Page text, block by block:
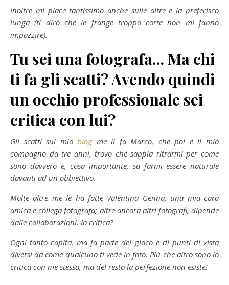
Inoltre mi piace tantissimo anche sulle altre e la preferisco
lunga (ti dirò che le frange troppo corte non mi fanno
impazzire).
Tu sei una fotografa… Ma chi
ti fa gli scatti? Avendo quindi
un occhio professionale sei
critica con lui?
Gli scatti sul mioblogme li fa Marco, che poi è il mio
compagno da tre anni, trovo che sappia ritrarmi per come
sono davvero e, cosa importante, sa farmi essere naturale
davanti ad un obbiettivo.
Molte altre me le ha fatte Valentina Genna, una mia cara
amica e collega fotografa; altre ancora altri fotografi, dipende
dalle collaborazioni. Io critica?
Ogni tanto capita, ma fa parte del gioco e di punti di vista
diversi da come qualcuno ti vede in foto. Più che altro sono io
critica con me stessa, ma del resto la perfezione non esiste!